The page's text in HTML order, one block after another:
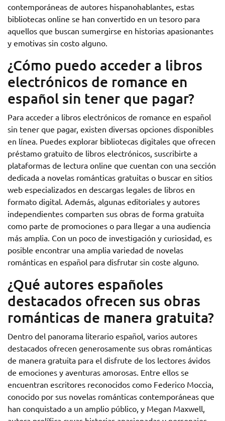
contemporáneas de autores hispanohablantes, estas
bibliotecas online se han convertido en un tesoro para
aquellos que buscan sumergirse en historias apasionantes
y emotivas sin costo alguno.
¿Cómo puedo acceder a libros
electrónicos de romance en
español sin tener que pagar?
Para acceder a libros electrónicos de romance en español
sin tener que pagar, existen diversas opciones disponibles
en línea. Puedes explorar bibliotecas digitales que ofrecen
préstamo gratuito de libros electrónicos, suscribirte a
plataformas de lectura online que cuentan con una sección
dedicada a novelas románticas gratuitas o buscar en sitios
web especializados en descargas legales de libros en
formato digital. Además, algunas editoriales y autores
independientes comparten sus obras de forma gratuita
como parte de promociones o para llegar a una audiencia
más amplia. Con un poco de investigación y curiosidad, es
posible encontrar una amplia variedad de novelas
románticas en español para disfrutar sin coste alguno.
¿Qué autores españoles
destacados ofrecen sus obras
románticas de manera gratuita?
Dentro del panorama literario español, varios autores
destacados ofrecen generosamente sus obras románticas
de manera gratuita para el disfrute de los lectores ávidos
de emociones y aventuras amorosas. Entre ellos se
encuentran escritores reconocidos como Federico Moccia,
conocido por sus novelas románticas contemporáneas que
han conquistado a un amplio público, y Megan Maxwell,